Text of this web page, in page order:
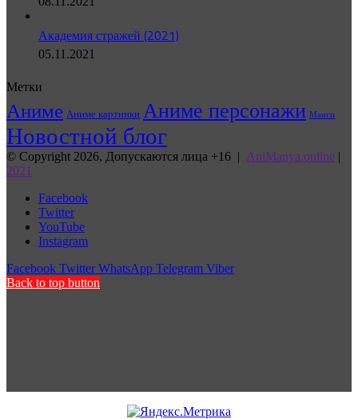
Академия стражей (2021)
05.11.2021
Метки
Аниме Аниме картинки Аниме персонажи Манги
Новостной блог
© Copyright 2026, Допускаются лица +16 | AniManya.online |
2021
Facebook
Twitter
YouTube
Instagram
Facebook Twitter WhatsApp Telegram Viber
Back to top button